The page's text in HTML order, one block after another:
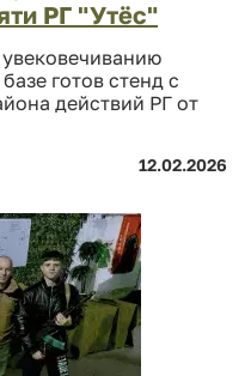
РГ "Утёс"
готов стенд с
действий РГ от
12.02.2026